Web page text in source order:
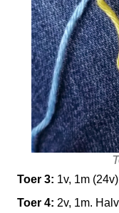
Toer 3: 1v, 1m (24v)
Toer 4: 2v, 1m.